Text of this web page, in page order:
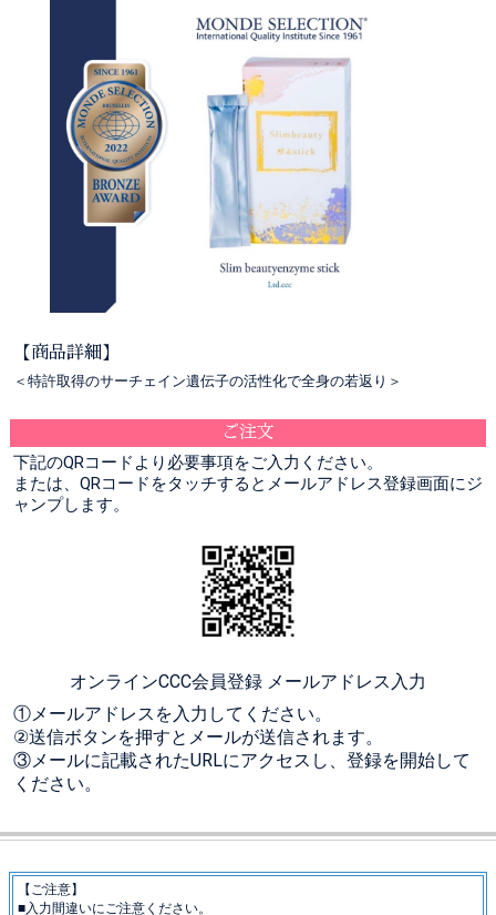
【商品詳細】
＜特許取得のサーチェイン遺伝子の活性化で全身の若返り＞
ご注文
下記のQRコードより必要事項をご入力ください。
または、QRコードをタッチするとメールアドレス登録画面にジ
ャンプします。
オンラインCCC会員登録 メールアドレス入力
①メールアドレスを入力してください。
②送信ボタンを押すとメールが送信されます。
③メールに記載されたURLにアクセスし、登録を開始して
ください。
【ご注意】
■入力間違いにご注意ください。